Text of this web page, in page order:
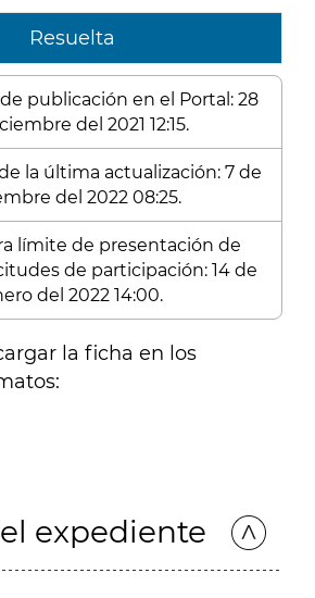
Resuelta
publicación en el Portal: 28
del 2021 12:15.
la última actualización: 7 de
del 2022 08:25.
límite de presentación de
de participación: 14 de
del 2022 14:00.
la ficha en los
expediente